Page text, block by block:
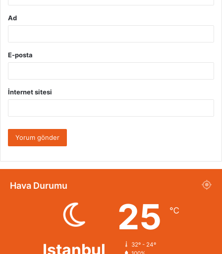
Ad
E-posta
İnternet sitesi
Hava Durumu
Istanbul
25 ℃
32º - 24º